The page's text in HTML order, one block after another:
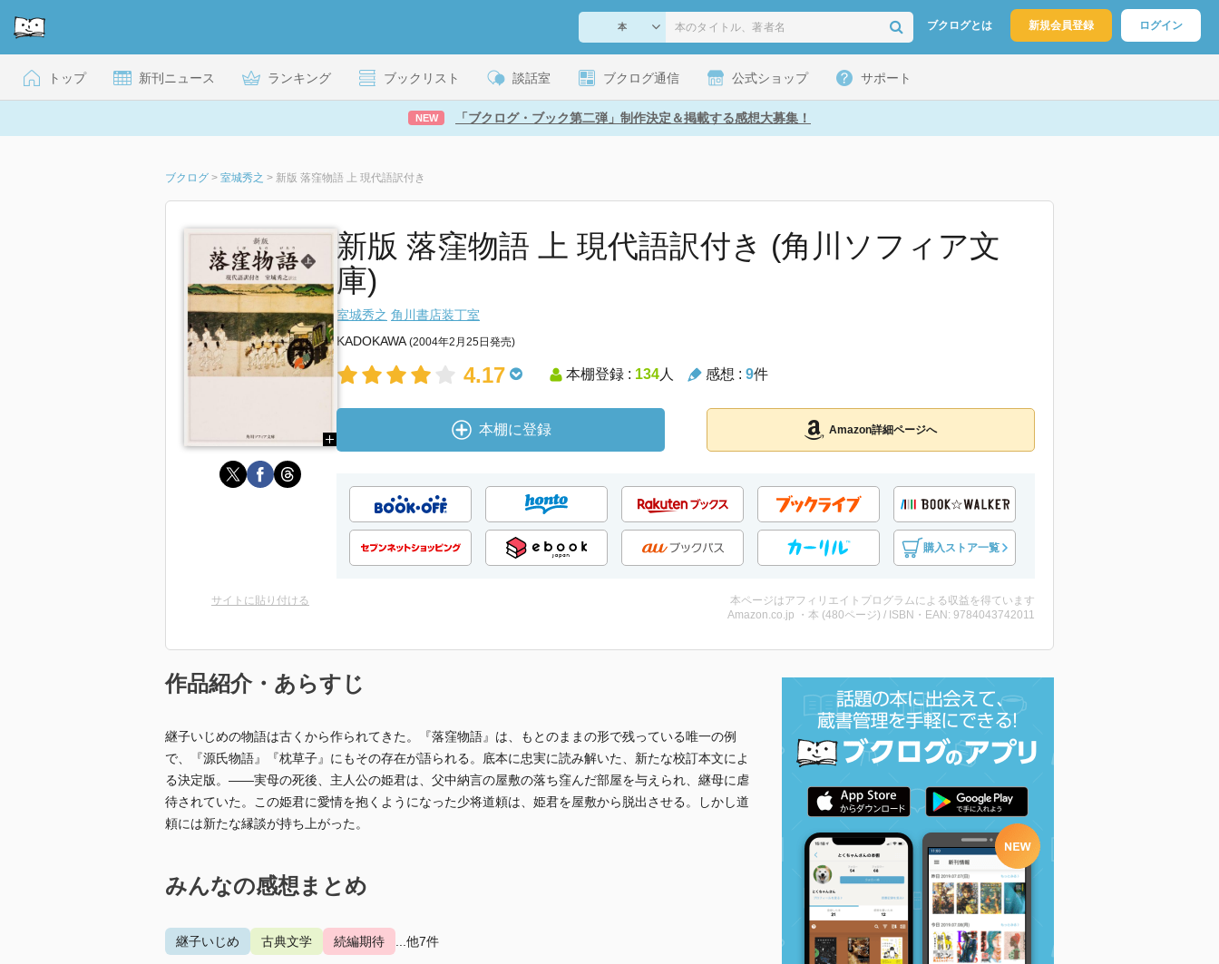
ブクログとは 新規会員登録 ログイン
トップ 新刊ニュース ランキング ブックリスト 談話室 ブクログ通信 公式ショップ サポート
NEW 「ブクログ・ブック第二弾」制作決定＆掲載する感想大募集！
ブクログ > 室城秀之 > 新版 落窪物語 上 現代語訳付き
新版 落窪物語 上 現代語訳付き (角川ソフィア文
庫)
室城秀之 角川書店装丁室
KADOKAWA(2004年2月25日発売)
4.17 本棚登録 : 134人 感想 : 9件
本棚に登録 Amazon詳細ページへ
購入ストア一覧
サイトに貼り付ける
本ページはアフィリエイトプログラムによる収益を得ています
Amazon.co.jp ・本 (480ページ) / ISBN・EAN: 9784043742011
作品紹介・あらすじ
継子いじめの物語は古くから作られてきた。『落窪物語』は、もとのままの形で残っている唯一の例
で、『源氏物語』『枕草子』にもその存在が語られる。底本に忠実に読み解いた、新たな校訂本文によ
る決定版。――実母の死後、主人公の姫君は、父中納言の屋敷の落ち窪んだ部屋を与えられ、継母に虐
待されていた。この姫君に愛情を抱くようになった少将道頼は、姫君を屋敷から脱出させる。しかし道
頼には新たな縁談が持ち上がった。
みんなの感想まとめ
継子いじめ 古典文学 続編期待 ...他7件